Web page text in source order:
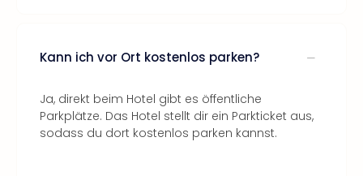
Kann ich vor Ort kostenlos parken?
Ja, direkt beim Hotel gibt es öffentliche
Parkplätze. Das Hotel stellt dir ein Parkticket aus,
sodass du dort kostenlos parken kannst.